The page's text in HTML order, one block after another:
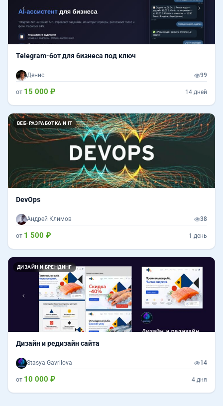
Telegram-бот для бизнеса под ключ
Денис 99
от 15 000 ₽ 14 дней
ВЕБ-РАЗРАБОТКА И IT
DevOps
Андрей Климов 38
от 1 500 ₽ 1 день
ДИЗАЙН И БРЕНДИНГ
Назад
Дизайн и редизайн сайта
Stasya Gavrilova 14
от 10 000 ₽ 4 дня